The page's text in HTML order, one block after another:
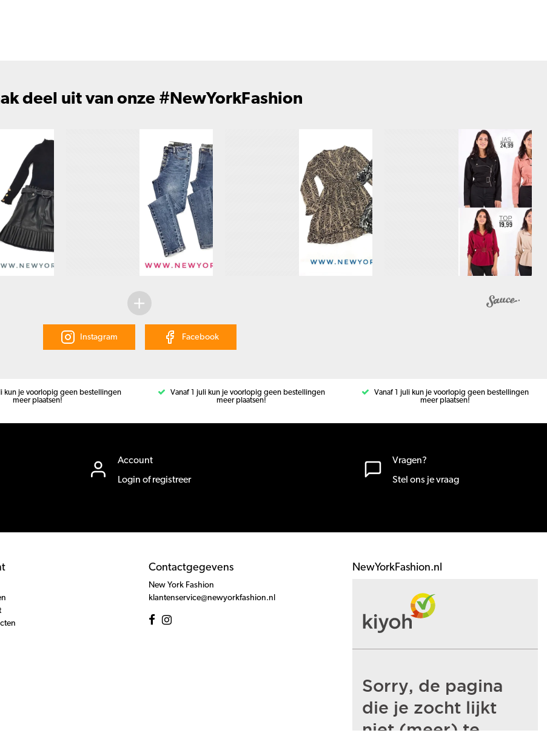
deel uit van onze #NewYorkFashion
Instagram Facebook
kun je voorlopig geen bestellingen
meer plaatsen!
Vanaf 1 juli kun je voorlopig geen bestellingen
meer plaatsen!
Vanaf 1 juli kun je voorlopig geen bestellingen
meer plaatsen!
Account
Login of registreer
Vragen?
Stel ons je vraag
Contactgegevens
New York Fashion
klantenservice@newyorkfashion.nl
NewYorkFashion.nl